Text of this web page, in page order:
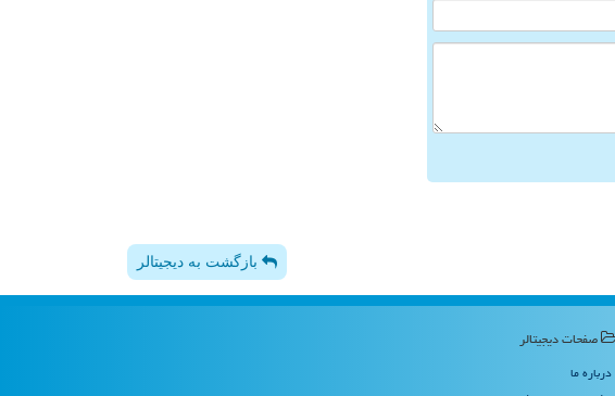
بازگشت به دیجیتالر
صفحات دیجیتالر
درباره ما